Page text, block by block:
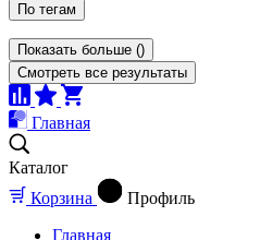
По тегам
Показать больше ()
Смотреть все результаты
Главная
Каталог
Корзина
Профиль
Главная